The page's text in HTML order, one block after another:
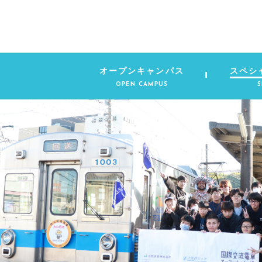
オープンキャンパス
OPEN CAMPUS
スペシ